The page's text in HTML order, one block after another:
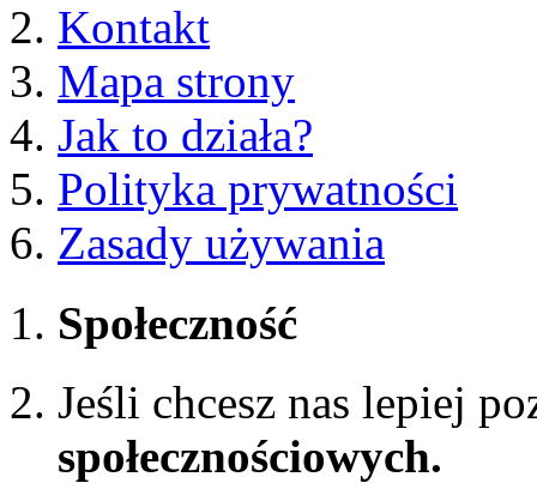
Kontakt
Mapa strony
Jak to działa?
Polityka prywatności
Zasady używania
Społeczność
Jeśli chcesz nas lepiej
społecznościowych.